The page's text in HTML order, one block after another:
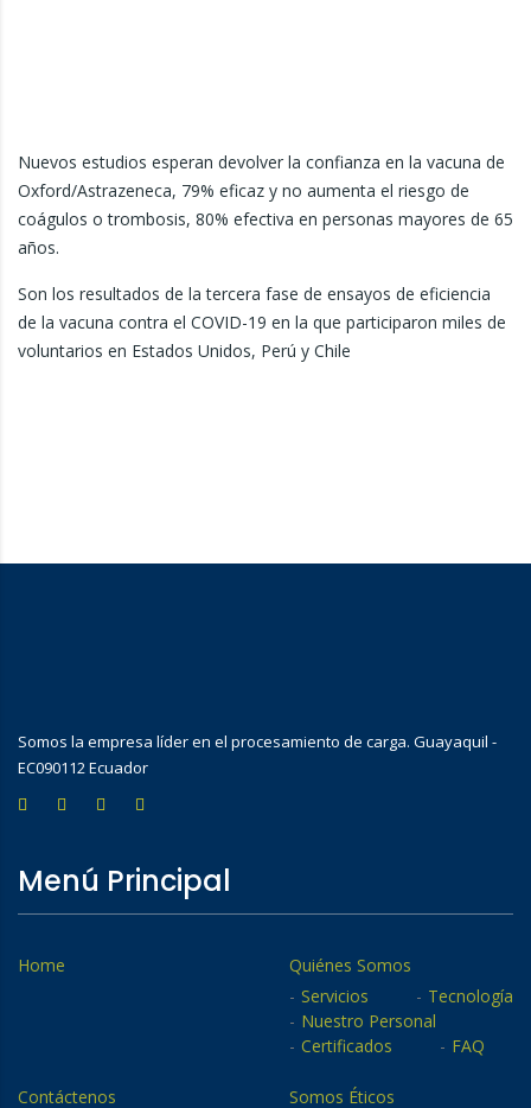
Nuevos estudios esperan devolver la confianza en la vacuna de
Oxford/Astrazeneca, 79% eficaz y no aumenta el riesgo de
coágulos o trombosis, 80% efectiva en personas mayores de 65
años.
Son los resultados de la tercera fase de ensayos de eficiencia
de la vacuna contra el COVID-19 en la que participaron miles de
voluntarios en Estados Unidos, Perú y Chile
Somos la empresa líder en el procesamiento de carga. Guayaquil -
EC090112 Ecuador
Menú Principal
Home
Quiénes Somos
Servicios
Tecnología
Nuestro Personal
Certificados
FAQ
Contáctenos
Somos Éticos